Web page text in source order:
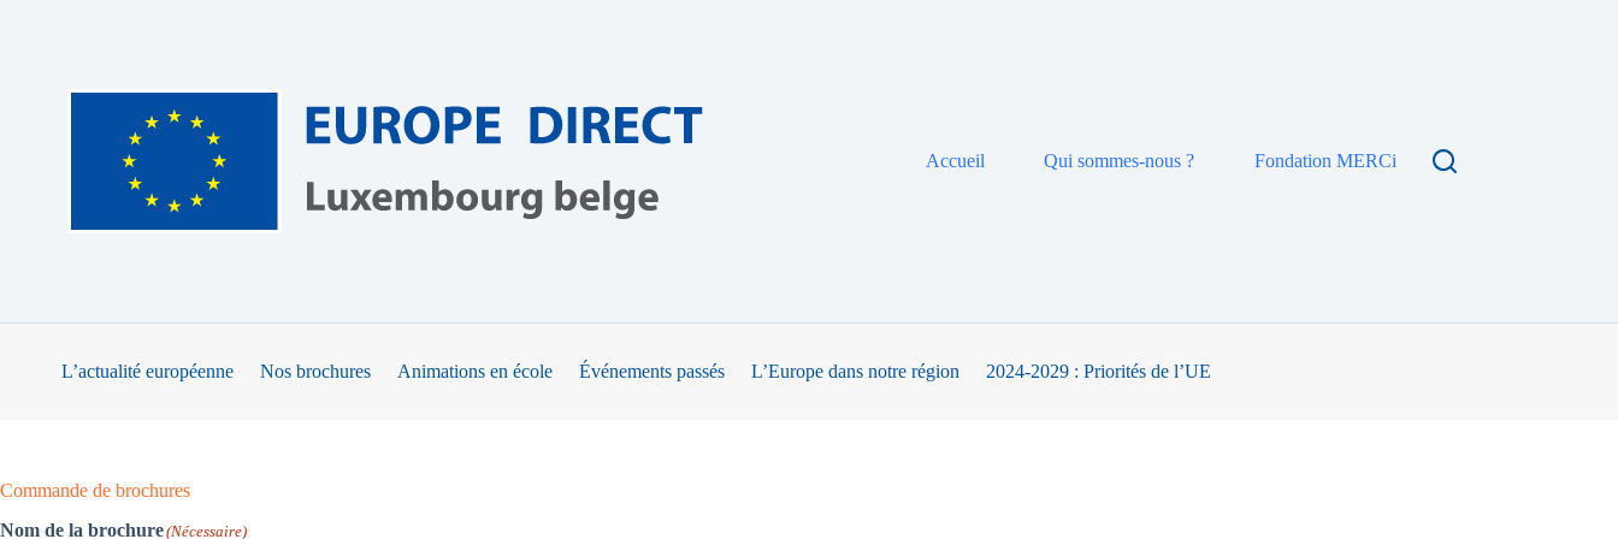
Accueil Qui sommes-nous ? Fondation MERCi
L’actualité européenne Nos brochures Animations en école Événements passés L’Europe dans notre région 2024-2029 : Priorités de l’UE
Commande de brochures
Nom de la brochure(Nécessaire)